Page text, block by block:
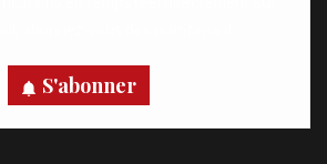
S'abonner